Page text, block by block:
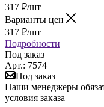
317 ₽/шт
Варианты цен
317 ₽/шт
Подробности
Под заказ
Арт.: 7574
Под заказ
Наши менеджеры
условия заказа